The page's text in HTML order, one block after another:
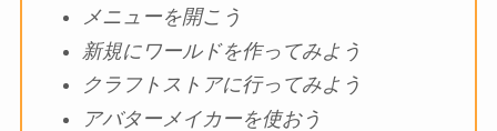
メニューを開こう
新規にワールドを作ってみよう
クラフトストアに行ってみよう
アバターメイカーを使おう